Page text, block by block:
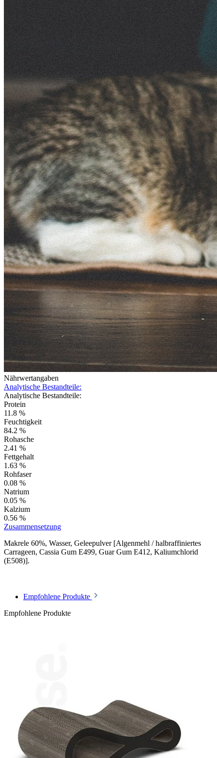
Nährwertangaben
Analytische Bestandteile:
Analytische Bestandteile:
Protein
11.8 %
Feuchtigkeit
84.2 %
Rohasche
2.41 %
Fettgehalt
1.63 %
Rohfaser
0.08 %
Natrium
0.05 %
Kalzium
0.56 %
Zusammensetzung
Makrele 60%, Wasser, Geleepulver [Algenmehl / halbraffiniertes
Carrageen, Cassia Gum E499, Guar Gum E412, Kaliumchlorid
(E508)].
Empfohlene Produkte
Empfohlene Produkte